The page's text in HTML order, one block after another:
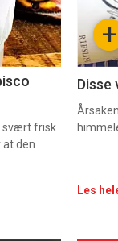
svært frisk
at den
3 +
Disse
Les